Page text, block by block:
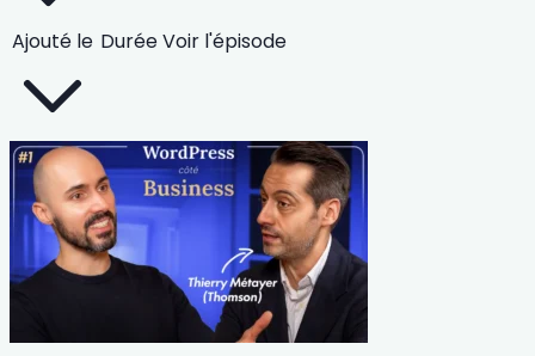
Ajouté le DuréeVoir l'épisode